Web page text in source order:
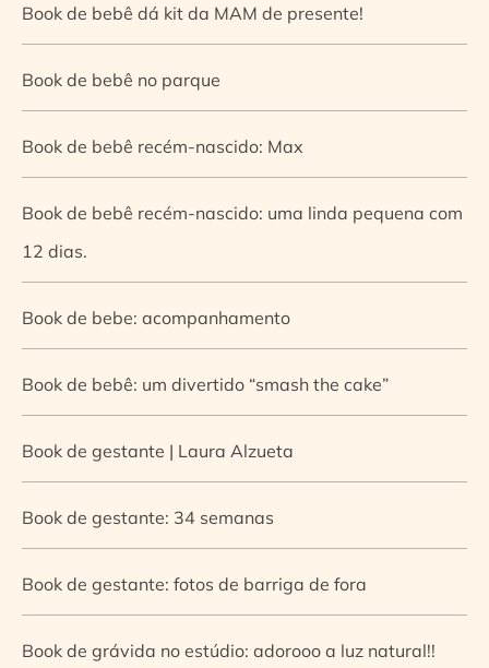
Book de bebê dá kit da MAM de presente!
Book de bebê no parque
Book de bebê recém-nascido: Max
Book de bebê recém-nascido: uma linda pequena com
12 dias.
Book de bebe: acompanhamento
Book de bebê: um divertido “smash the cake”
Book de gestante | Laura Alzueta
Book de gestante: 34 semanas
Book de gestante: fotos de barriga de fora
Book de grávida no estúdio: adorooo a luz natural!!